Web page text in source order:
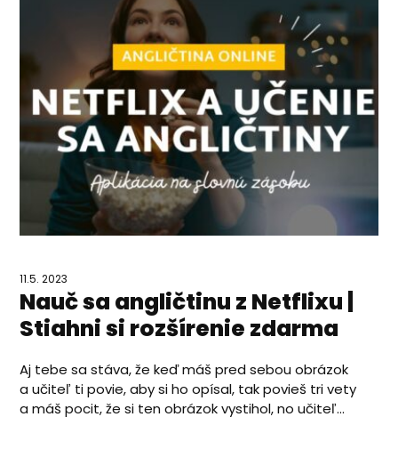
11.5. 2023
Nauč sa angličtinu z Netflixu |
Stiahni si rozšírenie zdarma
Aj tebe sa stáva, že keď máš pred sebou obrázok
a učiteľ ti povie, aby si ho opísal, tak povieš tri vety
a máš pocit, že si ten obrázok vystihol, no učiteľ...